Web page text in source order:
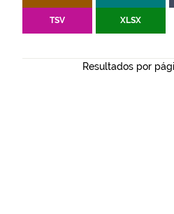
TSV XLSX
Resultados por